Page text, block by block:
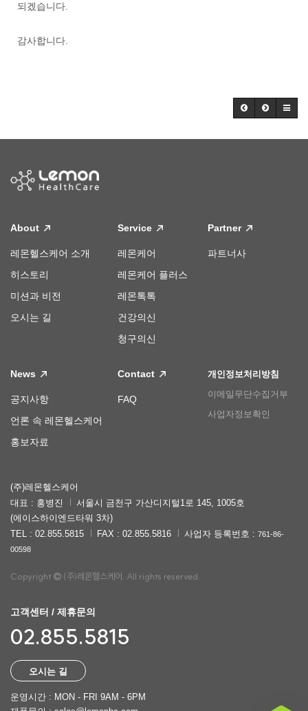
되겠습니다.
감사합니다.
About
레몬헬스케어 소개
히스토리
미션과 비전
오시는 길
Service
레몬케어
레몬케어 플러스
레몬톡톡
건강의신
청구의신
Partner
파트너사
News
공지사항
언론 속 레몬헬스케어
홍보자료
Contact
FAQ
개인정보처리방침
이메일무단수집거부
사업자정보확인
(주)레몬헬스케어
대표 : 홍병진
서울시 금천구 가산디지털1로 145, 1005호
(에이스하이엔드타워 3차)
TEL : 02.855.5815
FAX : 02.855.5816 사업자 등록번호 : 761-86-
00598
Copyright (주)레몬헬스케어. All rights reserved.
고객센터 / 제휴문의
02.855.5815
오시는 길
운영시간 : MON - FRI 9AM - 6PM